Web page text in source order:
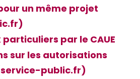
un même projet
particuliers par le CAUE
sur les autorisations
public.fr)